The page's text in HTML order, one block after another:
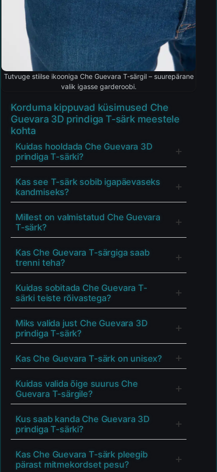
Tutvuge stiilse ikooniga Che Guevara T-särgil – suurepärane
valik igasse garderoobi.
Korduma kippuvad küsimused Che
Guevara 3D prindiga T-särk meestele
kohta
Kuidas hooldada Che Guevara 3D
prindiga T-särki?
Kas see T-särk sobib igapäevaseks
kandmiseks?
Millest on valmistatud Che Guevara
T-särk?
Kas Che Guevara T-särgiga saab
trenni teha?
Kuidas sobitada Che Guevara T-
särki teiste rõivastega?
Miks valida just Che Guevara 3D
prindiga T-särk?
Kas Che Guevara T-särk on unisex?
Kuidas valida õige suurus Che
Guevara T-särgile?
Kus saab kanda Che Guevara 3D
prindiga T-särki?
Kas Che Guevara T-särk pleegib
pärast mitmekordset pesu?